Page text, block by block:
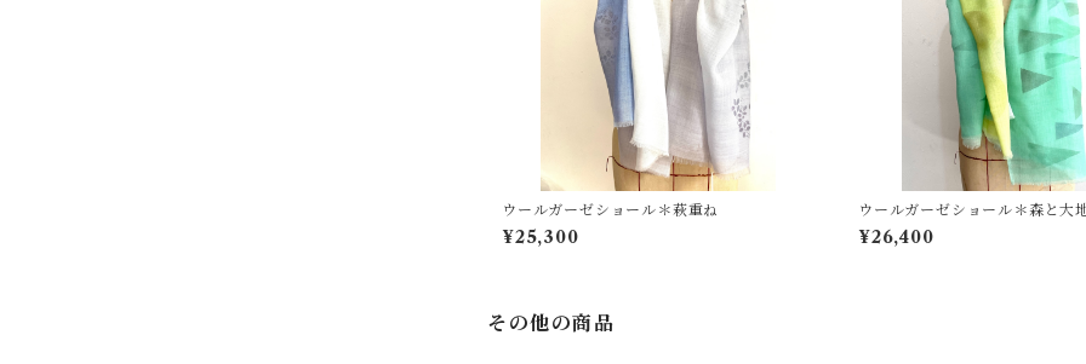
ウールガーゼショール＊萩重ね
¥25,300
ウールガーゼショール＊森と大
¥26,400
その他の商品